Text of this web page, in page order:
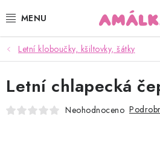
na
KOJENECKÉ, DĚTSKÉ OBLEČENÍ
ČEPICE, RUKAVICE, NÁKRČNÍKY
OSUŠKY, BRYNDÁKY, DEKY,
Letní kloboučky, kšiltovky, šátky
Letní chlapecká
Neohodnoceno